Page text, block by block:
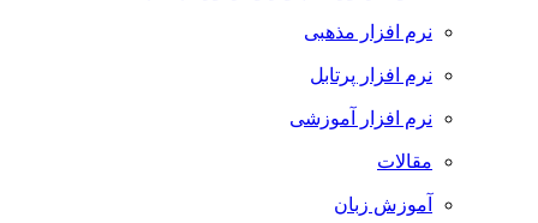
نرم افزار مذهبی
نرم افزار پرتابل
نرم افزار آموزشی
مقالات
آموزش زبان